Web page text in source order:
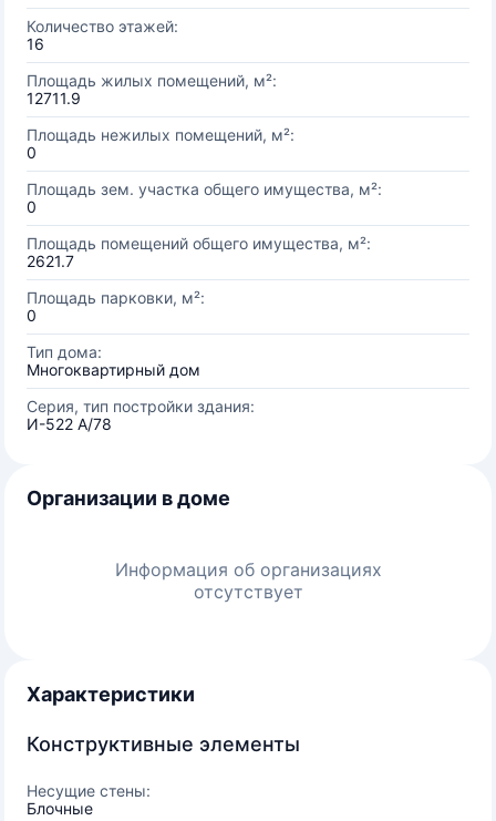
Количество этажей:
16
Площадь жилых помещений, м²:
12711.9
Площадь нежилых помещений, м²:
0
Площадь зем. участка общего имущества, м²:
0
Площадь помещений общего имущества, м²:
2621.7
Площадь парковки, м²:
0
Тип дома:
Многоквартирный дом
Серия, тип постройки здания:
И-522 А/78
Организации в доме
Информация об организациях
отсутствует
Характеристики
Конструктивные элементы
Несущие стены:
Блочные